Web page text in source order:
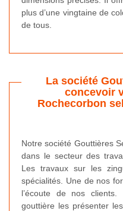
plus d’une vingtaine de
de tous.
La société
concevoir
Rochecorbon
Notre société Gouttières
dans le secteur des
Les travaux sur les
spécialités. Une de nos
l’écoute de nos
gouttière les présenter